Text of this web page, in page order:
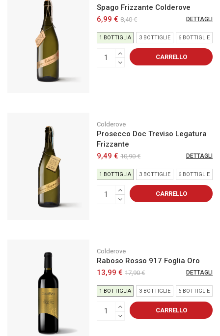
Spago Frizzante Colderove
6,99 €8,40 € DETTAGLI
1 BOTTIGLIA 3 BOTTIGLIE 6 BOTTIGLIE
CARRELLO
Colderove
Prosecco Doc Treviso Legatura
Frizzante
9,49 €10,90 € DETTAGLI
1 BOTTIGLIA 3 BOTTIGLIE 6 BOTTIGLIE
CARRELLO
Colderove
Raboso Rosso 917 Foglia Oro
13,99 €17,90 € DETTAGLI
1 BOTTIGLIA 3 BOTTIGLIE 6 BOTTIGLIE
CARRELLO